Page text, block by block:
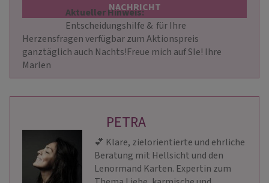
NACHRICHT
Aktueller Hinweis:
Herzensfragen verfügbar zum Aktionspreis
ganztäglich auch Nachts!Freue mich auf SIe! Ihre
Marlen
PETRA
💕 Klare, zielorientierte und ehrliche
Beratung mit Hellsicht und den
Lenormand Karten. Expertin zum